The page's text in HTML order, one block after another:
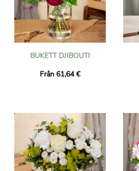
BUKETT DJIBOUTI
Från 61,64 €